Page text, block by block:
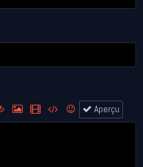
Aperçu